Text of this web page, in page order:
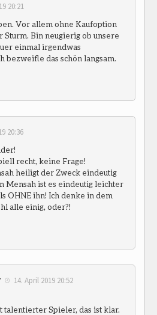
20:21
Vor allem ohne Kaufoption
Sturm. Bin neugierig ob unsere
einmal irgendwas
bezweifle das schön langsam.
20:36
recht, keine Frage!
heiligt der Zweck eindeutig
Mensah ist es eindeutig leichter
OHNE ihn! Ich denke in dem
alle einig, oder?!
14. April 2019 20:52
talentierter Spieler, das ist klar.